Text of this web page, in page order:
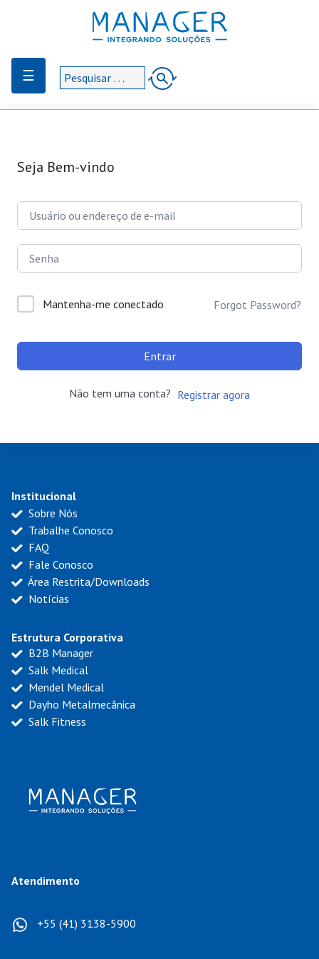
☰
Seja Bem-vindo
Mantenha-me conectado Forgot Password?
Entrar
Não tem uma conta? Registrar agora
Institucional
Sobre Nós
Trabalhe Conosco
FAQ
Fale Conosco
Área Restrita/Downloads
Notícias
Estrutura Corporativa
B2B Manager
Salk Medical
Mendel Medical
Dayho Metalmecânica
Salk Fitness
Atendimento
+55 (41) 3138-5900